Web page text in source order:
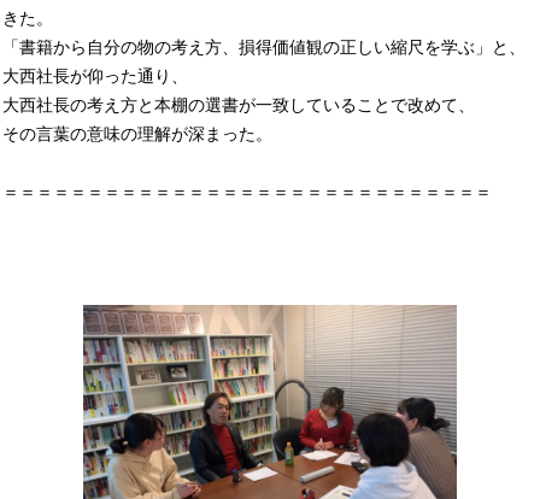
きた。
「書籍から自分の物の考え方、損得価値観の正しい縮尺を学ぶ」と、
大西社長が仰った通り、
大西社長の考え方と本棚の選書が一致していることで改めて、
その言葉の意味の理解が深まった。
＝＝＝＝＝＝＝＝＝＝＝＝＝＝＝＝＝＝＝＝＝＝＝＝＝＝＝＝＝